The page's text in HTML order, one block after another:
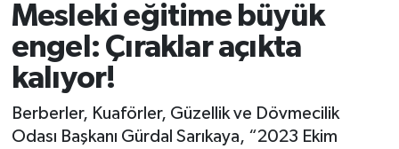
Mesleki eğitime büyük
engel: Çıraklar açıkta
kalıyor!
Berberler, Kuaförler, Güzellik ve Dövmecilik
Odası Başkanı Gürdal Sarıkaya, “2023 Ekim
Süper Lig Puan Durumu ve Fikstür
Tüm Manşetler
Son Dakika Haberleri